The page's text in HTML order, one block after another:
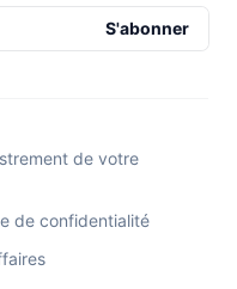
S'abonner
de votre
de confidentialité